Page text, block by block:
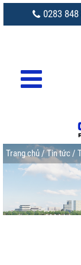
0283
Trang chủ/Tin tức/